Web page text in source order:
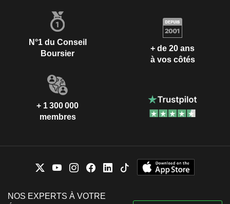
N°1 du Conseil
Boursier
+ de 20 ans
à vos côtés
+ 1 300 000
membres
NOS EXPERTS À VOTRE